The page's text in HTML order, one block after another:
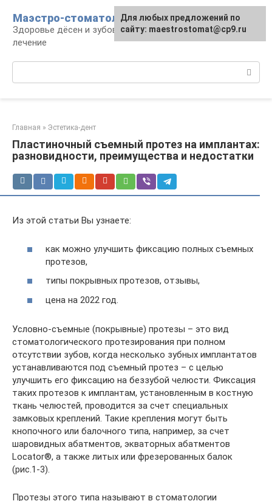
контенту
Маэстро-стоматолог
Здоровье дёсен и зубов, диагностика и
лечение
Главная » Эстетика-дент
Пластиночный съемный протез на имплантах:
разновидности, преимущества и недостатки
Из этой статьи Вы узнаете:
как можно улучшить фиксацию полных съемных
протезов,
типы покрывных протезов, отзывы,
цена на 2022 год.
Условно-съемные (покрывные) протезы – это вид
стоматологического протезирования при полном
отсутствии зубов, когда несколько зубных имплантатов
устанавливаются под съемный протез – с целью
улучшить его фиксацию на беззубой челюсти. Фиксация
таких протезов к имплантам, установленным в костную
ткань челюстей, проводится за счет специальных
замковых креплений. Такие крепления могут быть
кнопочного или балочного типа, например, за счет
шаровидных абатментов, экваторных абатментов
Locator®, а также литых или фрезерованных балок
(рис.1-3).
Протезы этого типа называют в стоматологии
Для любых предложений по
сайту: maestrostomat@cp9.ru